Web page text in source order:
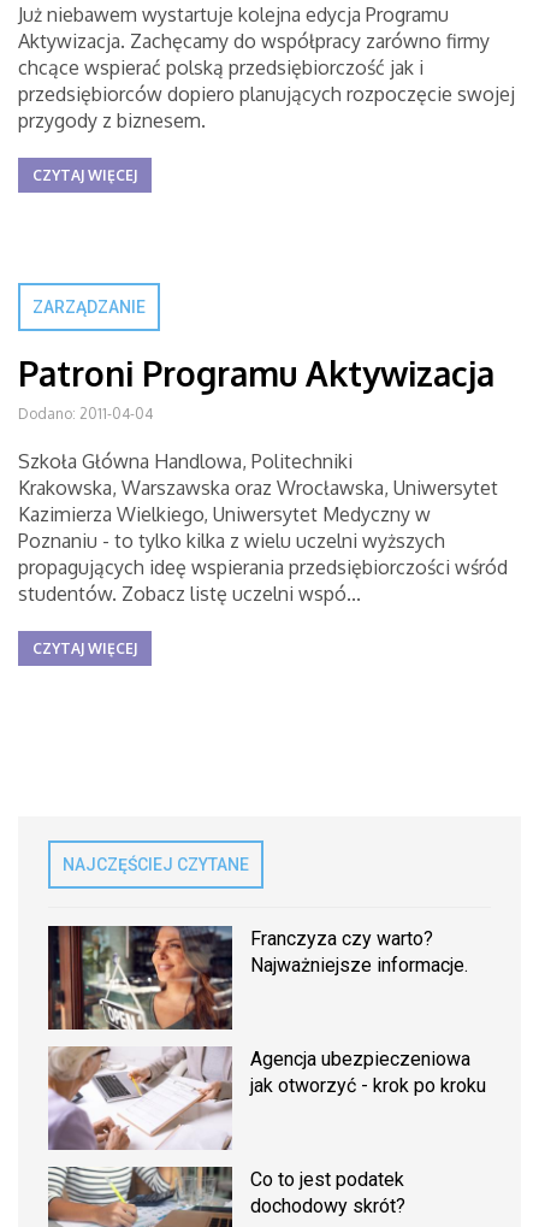
Już niebawem wystartuje kolejna edycja Programu
Aktywizacja. Zachęcamy do współpracy zarówno firmy
chcące wspierać polską przedsiębiorczość jak i
przedsiębiorców dopiero planujących rozpoczęcie swojej
przygody z biznesem.
CZYTAJ WIĘCEJ
ZARZĄDZANIE
Patroni Programu Aktywizacja
Dodano: 2011-04-04
Szkoła Główna Handlowa, Politechniki
Krakowska, Warszawska oraz Wrocławska, Uniwersytet
Kazimierza Wielkiego, Uniwersytet Medyczny w
Poznaniu - to tylko kilka z wielu uczelni wyższych
propagujących ideę wspierania przedsiębiorczości wśród
studentów. Zobacz listę uczelni wspó...
CZYTAJ WIĘCEJ
NAJCZĘŚCIEJ CZYTANE
Franczyza czy warto?
Najważniejsze informacje.
Agencja ubezpieczeniowa
jak otworzyć - krok po kroku
Co to jest podatek
dochodowy skrót?